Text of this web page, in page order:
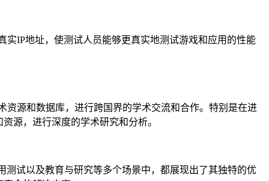
实IP地址，使测试人员能够更真实地测试游戏和应用的性能
资源和数据库，进行跨国界的学术交流和合作。特别是在进
源，进行深度的学术研究和分析。
测试以及教育与研究等多个场景中，都展现出了其独特的优